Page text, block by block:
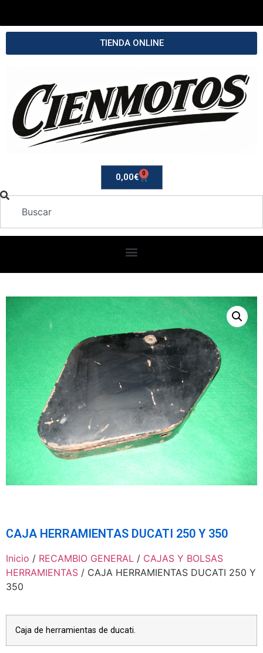
TIENDA ONLINE
0,00€ 0
CAJA HERRAMIENTAS DUCATI 250 Y 350
Inicio / RECAMBIO GENERAL / CAJAS Y BOLSAS
HERRAMIENTAS / CAJA HERRAMIENTAS DUCATI 250 Y
350
Caja de herramientas de ducati.